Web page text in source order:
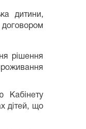
дитини,
договором
рішення
Кабінету
дітей, що